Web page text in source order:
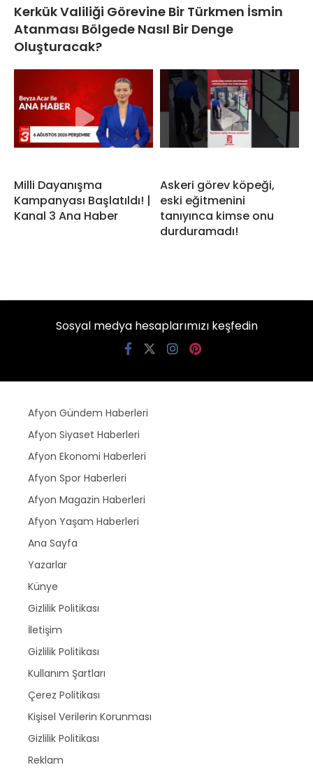
Kerkük Valiliği Görevine Bir Türkmen İsmin
Atanması Bölgede Nasıl Bir Denge
Oluşturacak?
Milli Dayanışma
Kampanyası Başlatıldı! |
Kanal 3 Ana Haber
Askeri görev köpeği,
eski eğitmenini
tanıyınca kimse onu
durduramadı!
Sosyal medya hesaplarımızı keşfedin
Afyon Gündem Haberleri
Afyon Siyaset Haberleri
Afyon Ekonomi Haberleri
Afyon Spor Haberleri
Afyon Magazin Haberleri
Afyon Yaşam Haberleri
Ana Sayfa
Yazarlar
Künye
Gizlilik Politikası
İletişim
Gizlilik Politikası
Kullanım Şartları
Çerez Politikası
Kişisel Verilerin Korunması
Gizlilik Politikası
Reklam